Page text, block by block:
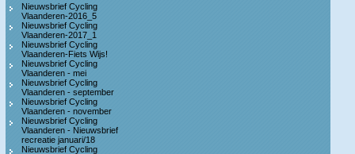
Nieuwsbrief Cycling
Vlaanderen-2016_5
Nieuwsbrief Cycling
Vlaanderen-2017_1
Nieuwsbrief Cycling
Vlaanderen-Fiets Wijs!
Nieuwsbrief Cycling
Vlaanderen - mei
Nieuwsbrief Cycling
Vlaanderen - september
Nieuwsbrief Cycling
Vlaanderen - november
Nieuwsbrief Cycling
Vlaanderen - Nieuwsbrief
recreatie januari/18
Nieuwsbrief Cycling